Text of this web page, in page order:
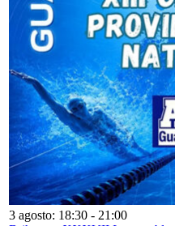
3 agosto: 18:30 - 21:00